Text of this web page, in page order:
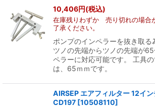
10,406円(税込)
在庫残りわずか 売り切れの場合
了承ください。
ポンプのインペラーを抜き取る
ツノの先端からツノの先端が
ペラーに対応可能です。 工具
は、65ｍｍです。
AIRSEP エアフィルター 12イ
CD197 [10508110]